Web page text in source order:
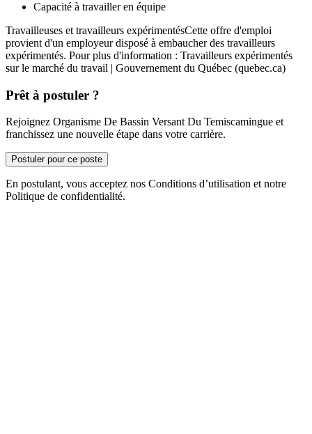
Capacité à travailler en équipe
Travailleuses et travailleurs expérimentésCette offre d'emploi
provient d'un employeur disposé à embaucher des travailleurs
expérimentés. Pour plus d'information : Travailleurs expérimentés
sur le marché du travail | Gouvernement du Québec (quebec.ca)
Prêt à postuler ?
Rejoignez Organisme De Bassin Versant Du Temiscamingue et
franchissez une nouvelle étape dans votre carrière.
Postuler pour ce poste
En postulant, vous acceptez nos Conditions d’utilisation et notre
Politique de confidentialité.